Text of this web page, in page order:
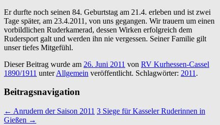
Er durfte noch seinen 84. Geburtstag am 21.4. erleben und ist zwei
Tage später, am 23.4.2011, von uns gegangen. Wir trauern um einen
vorbildlichen Ruderkamerad, dessen Wirken erfolgreich dem
Rudersport galt und werden ihn nie vergessen. Seiner Familie gilt
unser tiefes Mitgefühl.
Dieser Beitrag wurde am 26. Juni 2011 von RV Kurhessen-Cassel
1890/1911 unterAllgemein veröffentlicht. Schlagwörter: 2011 .
Beitragsnavigation
← Anrudern der Saison 2011 3 Siege für Kasseler Ruderinnen in
Gießen →